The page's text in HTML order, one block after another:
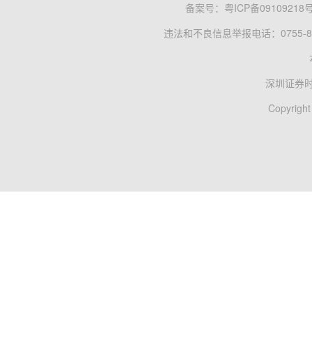
备案号： 粤ICP备09109218
违法和不良信息举报电话：0755-
深圳证券